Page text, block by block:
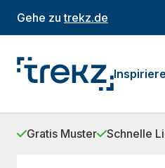
Gehe zutrekz.de
Gratis Muster Schnelle